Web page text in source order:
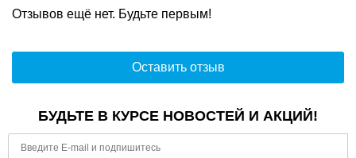
Отзывов ещё нет. Будьте первым!
Оставить отзыв
БУДЬТЕ В КУРСЕ НОВОСТЕЙ И АКЦИЙ!